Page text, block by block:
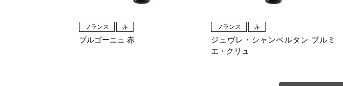
フランス 赤
ブルゴーニュ 赤
フランス 赤
ジュヴレ・シャンベルタン プルミ
エ・クリュ